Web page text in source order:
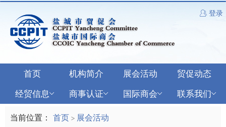
登录
首页 机构简介 展会活动
贸促动态
经贸信息
商事认证 国际商会 联系我们
当前位置： 首页 > 展会活动